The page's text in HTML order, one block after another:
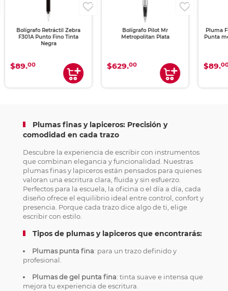
Bolígrafo Pilot Mr
Metropolitan Plata
$629.
Pluma Fuente Pilot Varsity /
Punta metálica / Tinta negra
$89.00
Delux
Plumas finas y lapiceros: Precisión y
comodidad en cada trazo
Descubre la experiencia de escribir con instrumentos
que combinan elegancia y funcionalidad. Nuestras
plumas finas y lapiceros están pensados para quienes
valoran una escritura clara, fluida y sin esfuerzo.
Perfectos para la escuela, la oficina o el día a día, cada
diseño ofrece el equilibrio ideal entre control, confort y
presencia. Porque cada trazo dice algo de ti, elige
escribir con estilo.
Tipos de plumas y lapiceros que encontrarás:
Plumas punta fina: para un trazo definido y
profesional.
Plumas de gel punta fina: tinta suave e intensa que
mejora tu experiencia de escritura.